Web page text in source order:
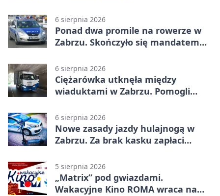
6 sierpnia 2026
Ponad dwa promile na rowerze w
Zabrzu. Skończyło się mandatem
6 sierpnia 2026
Ciężarówka utknęła między
wiaduktami w Zabrzu. Pomogli
6 sierpnia 2026
Nowe zasady jazdy hulajnogą w
Zabrzu. Za brak kasku zapłaci
5 sierpnia 2026
„Matrix” pod gwiazdami.
Wakacyjne Kino ROMA wraca na